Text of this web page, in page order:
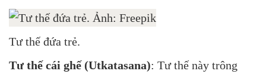
Tư thế đứa trẻ.
Tư thế cái ghế (Utkatasana): Tư thế này trông